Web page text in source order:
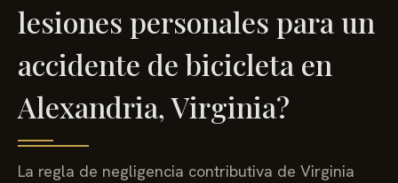
lesiones personales para un
accidente de bicicleta en
Alexandria, Virginia?
La regla de negligencia contributiva de Virginia